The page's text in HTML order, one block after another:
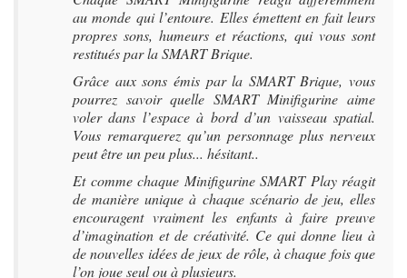
au monde qui l’entoure. Elles émettent en fait leurs
propres sons, humeurs et réactions, qui vous sont
restitués par la SMART Brique.
Grâce aux sons émis par la SMART Brique, vous
pourrez savoir quelle SMART Minifigurine aime
voler dans l’espace à bord d’un vaisseau spatial.
Vous remarquerez qu’un personnage plus nerveux
peut être un peu plus... hésitant..
Et comme chaque Minifigurine SMART Play réagit
de manière unique à chaque scénario de jeu, elles
encouragent vraiment les enfants à faire preuve
d’imagination et de créativité. Ce qui donne lieu à
de nouvelles idées de jeux de rôle, à chaque fois que
l’on joue seul ou à plusieurs.